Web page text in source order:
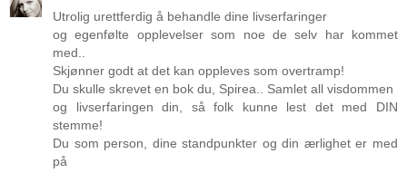
Utrolig urettferdig å behandle dine livserfaringer
og egenfølte opplevelser som noe de selv har kommet
med..
Skjønner godt at det kan oppleves som overtramp!
Du skulle skrevet en bok du, Spirea.. Samlet all visdommen
og livserfaringen din, så folk kunne lest det med DIN
stemme!
Du som person, dine standpunkter og din ærlighet er med
på